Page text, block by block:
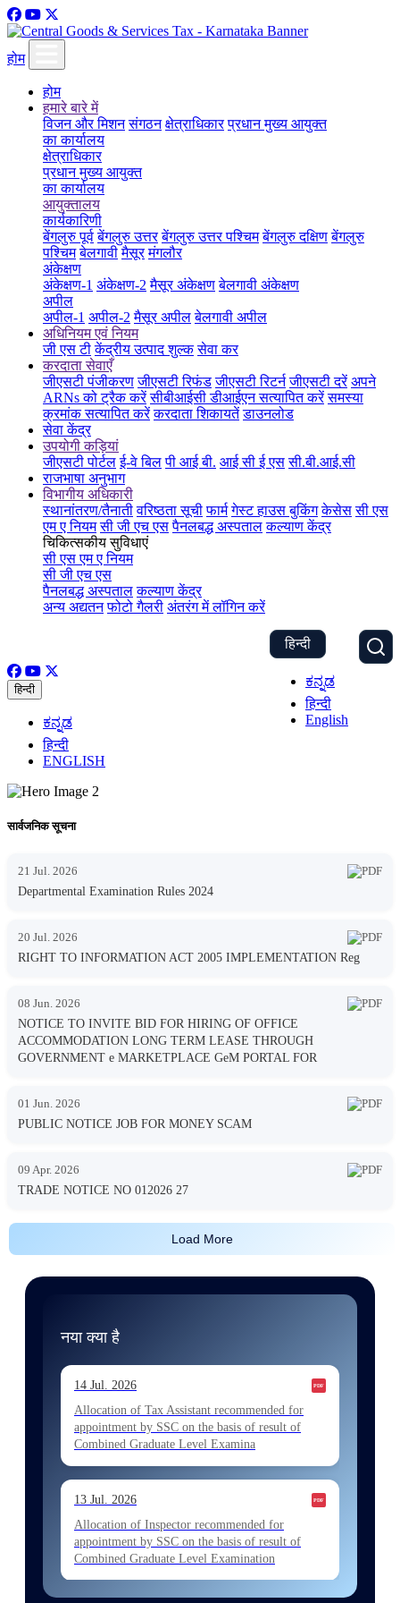
होम
होम
हमारे बारे में
विजन और मिशन संगठन क्षेत्राधिकार प्रधान मुख्य आयुक्त
का कार्यालय
क्षेत्राधिकार
प्रधान मुख्य आयुक्त
का कार्यालय
आयुक्तालय
कार्यकारिणी
बेंगलुरु पूर्व बेंगलुरु उत्तर बेंगलुरु उत्तर पश्चिम बेंगलुरु दक्षिण बेंगलुरु
पश्चिम बेलगावी मैसूर मंगलौर
अंकेक्षण
अंकेक्षण-1 अंकेक्षण-2 मैसूर अंकेक्षण बेलगावी अंकेक्षण
अपील
अपील-1 अपील-2 मैसूर अपील बेलगावी अपील
अधिनियम एवं नियम
जी एस टी केंद्रीय उत्पाद शुल्क सेवा कर
करदाता सेवाएँ
जीएसटी पंजीकरण जीएसटी रिफंड जीएसटी रिटर्न जीएसटी दरें अपने
ARNs को ट्रैक करें सीबीआईसी डीआईएन सत्यापित करें समस्या
क्रमांक सत्यापित करें करदाता शिकायतें डाउनलोड
सेवा केंद्र
उपयोगी कड़ियां
जीएसटी पोर्टल ई-वे बिल पी आई बी. आई सी ई एस सी.बी.आई.सी
राजभाषा अनुभाग
विभागीय अधिकारी
स्थानांतरण/तैनाती वरिष्ठता सूची फार्म गेस्ट हाउस बुकिंग केसेस सी एस
एम ए नियम सी जी एच एस पैनलबद्ध अस्पताल कल्याण केंद्र
चिकित्सकीय सुविधाएं
सी एस एम ए नियम
सी जी एच एस
पैनलबद्ध अस्पताल कल्याण केंद्र
अन्य अद्यतन फोटो गैलरी अंतरंग में लॉगिन करें
हिन्दी
ಕನ್ನಡ
हिन्दी
English
हिन्दी
ಕನ್ನಡ
हिन्दी
ENGLISH
सार्वजनिक सूचना
21 Jul. 2026
Departmental Examination Rules 2024
20 Jul. 2026
RIGHT TO INFORMATION ACT 2005 IMPLEMENTATION Reg
08 Jun. 2026
NOTICE TO INVITE BID FOR HIRING OF OFFICE
ACCOMMODATION LONG TERM LEASE THROUGH
GOVERNMENT e MARKETPLACE GeM PORTAL FOR
01 Jun. 2026
PUBLIC NOTICE JOB FOR MONEY SCAM
09 Apr. 2026
TRADE NOTICE NO 012026 27
Load More
नया क्या है
14 Jul. 2026
Allocation of Tax Assistant recommended for
appointment by SSC on the basis of result of
Combined Graduate Level Examina
13 Jul. 2026
Allocation of Inspector recommended for
appointment by SSC on the basis of result of
Combined Graduate Level Examination